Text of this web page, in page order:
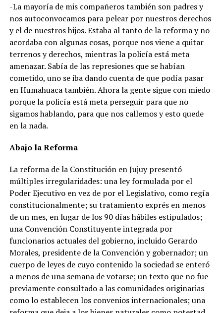
-La mayoría de mis compañeros también son padres y
nos autoconvocamos para pelear por nuestros derechos
y el de nuestros hijos. Estaba al tanto de la reforma y no
acordaba con algunas cosas, porque nos viene a quitar
terrenos y derechos, mientras la policía está meta
amenazar. Sabía de las represiones que se habían
cometido, uno se iba dando cuenta de que podía pasar
en Humahuaca también. Ahora la gente sigue con miedo
porque la policía está meta perseguir para que no
sigamos hablando, para que nos callemos y esto quede
en la nada.
Abajo la Reforma
La reforma de la Constitución en Jujuy presentó
múltiples irregularidades: una ley formulada por el
Poder Ejecutivo en vez de por el Legislativo, como regía
constitucionalmente; su tratamiento exprés en menos
de un mes, en lugar de los 90 días hábiles estipulados;
una Convención Constituyente integrada por
funcionarios actuales del gobierno, incluido Gerardo
Morales, presidente de la Convención y gobernador; un
cuerpo de leyes de cuyo contenido la sociedad se enteró
a menos de una semana de votarse; un texto que no fue
previamente consultado a las comunidades originarias
como lo establecen los convenios internacionales; una